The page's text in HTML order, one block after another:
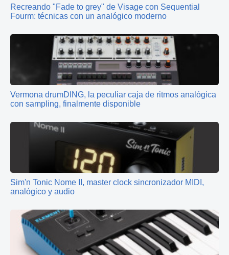
Recreando "Fade to grey" de Visage con Sequential
Fourm: técnicas con un analógico moderno
Vermona drumDING, la peculiar caja de ritmos analógica
con sampling, finalmente disponible
Sim'n Tonic Nome II, master clock sincronizador MIDI,
analógico y audio